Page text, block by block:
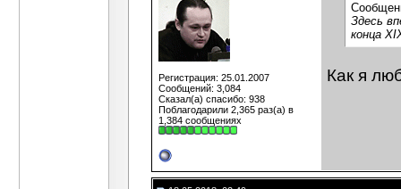
Регистрация: 25.01.2007
Сообщений: 3,084
Сказал(а) спасибо: 938
Поблагодарили 2,365 раз(а) в
1,384 сообщениях
Здесь
конца
Как я